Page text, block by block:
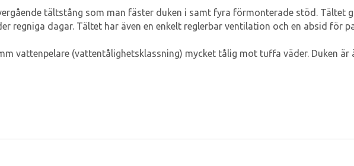
tältstång som man fäster duken i samt fyra förmonterade stöd. Tältet
dagar. Tältet har även en enkelt reglerbar ventilation och en absid för
vattenpelare (vattentålighetsklassning) mycket tålig mot tuffa väder. Duken